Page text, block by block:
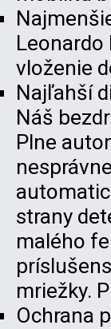
vloženie
Najľahší
Náš
Plne
strany
malého
mriežky.
Ochrana